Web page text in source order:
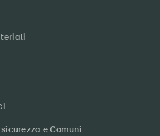
e Comuni